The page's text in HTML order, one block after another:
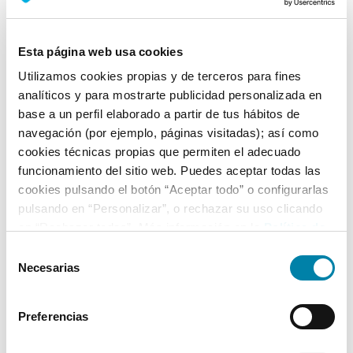
Esta página web usa cookies
Utilizamos cookies propias y de terceros para fines
analíticos y para mostrarte publicidad personalizada en
base a un perfil elaborado a partir de tus hábitos de
navegación (por ejemplo, páginas visitadas); así como
cookies técnicas propias que permiten el adecuado
funcionamiento del sitio web. Puedes aceptar todas las
cookies pulsando el botón “Aceptar todo” o configurarlas
pulsando en “Personalizar”, o rechazar su uso clicando
Necesarias
Preferencias
Equipamiento*
Ficha técnica
Exterior
Interior
Seguridad
Multimedia